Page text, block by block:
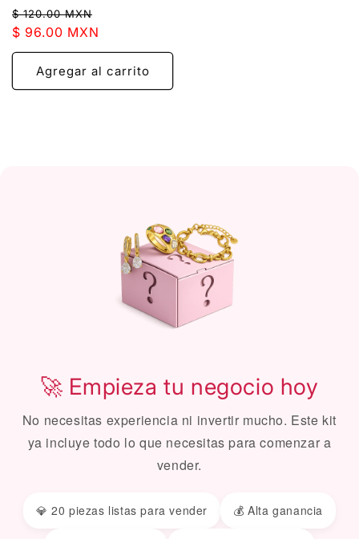
Precio
habitual
$ 120.00 MXN
oferta
$ 96.00 MXN
Agregar al carrito
🚀 Empieza tu negocio hoy
No necesitas experiencia ni invertir mucho. Este kit
ya incluye todo lo que necesitas para comenzar a
vender.
💎 20 piezas listas para vender 💰 Alta ganancia